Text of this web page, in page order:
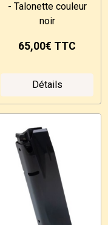
- Talonette couleur
noir
65,00€ TTC
Détails